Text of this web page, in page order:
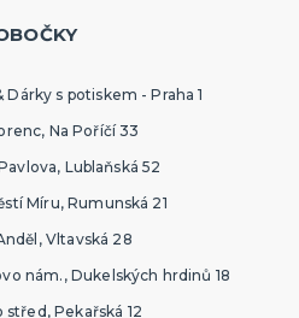
Dárky s potiskem - Praha 1
Na Poříčí 33
Lublaňská 52
Míru, Rumunská 21
Vltavská 28
nám., Dukelských hrdinů 18
Pekařská 12